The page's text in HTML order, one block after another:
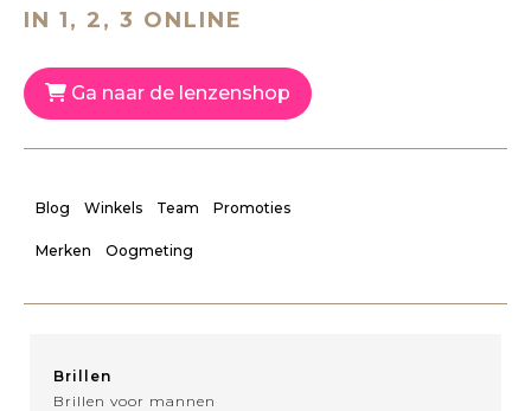
IN 1, 2, 3 ONLINE
Ga naar de lenzenshop
Blog Winkels Team Promoties
Merken Oogmeting
Brillen
Brillen voor mannen